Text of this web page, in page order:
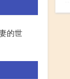
的世